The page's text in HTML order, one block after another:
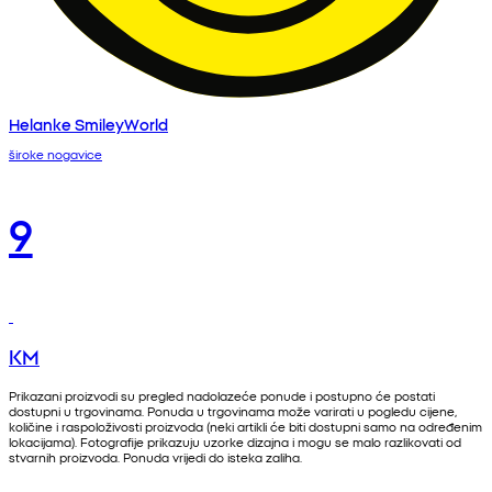
Helanke SmileyWorld
široke nogavice
9
KM
Prikazani proizvodi su pregled nadolazeće ponude i postupno će postati
dostupni u trgovinama. Ponuda u trgovinama može varirati u pogledu cijene,
količine i raspoloživosti proizvoda (neki artikli će biti dostupni samo na određenim
lokacijama). Fotografije prikazuju uzorke dizajna i mogu se malo razlikovati od
stvarnih proizvoda. Ponuda vrijedi do isteka zaliha.